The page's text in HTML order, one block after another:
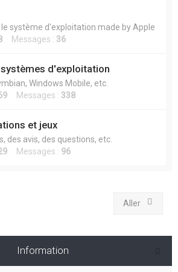
système d'exploitation made by Apple
Messages : 36
d'exploitation
Windows Mobile, etc.
Messages : 338
et jeux
des avis, des questions, etc.
Messages : 96
Aller
Information